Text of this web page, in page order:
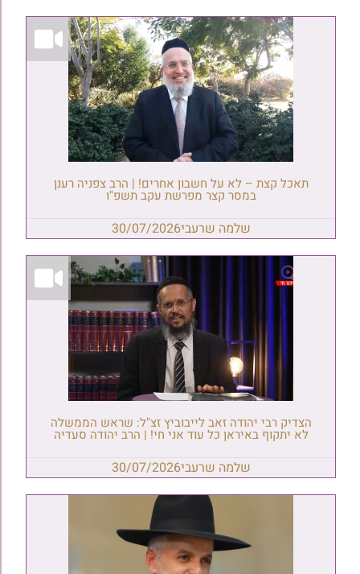
תאכל קצת – לא על חשבון אחרים! | הרב צפניה רענן
במסר קצר מפרשת עקב תשפ"ו
שלמה שרעבי30/07/2026
הצדיק רבי יהודה זאב לייבוביץ זצ"ל: שראש הממשלה
לא יתקוף באיראן כל עוד אני חי! | הרב יהודה סעדיה
שלמה שרעבי30/07/2026